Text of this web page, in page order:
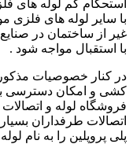
استحکام کم لوله های
با سایر لوله های فلزی
غیر از ساختمان در
با استقبال مواجه شود .
در کنار خصوصیات مذکور
کشی و امکان دسترسی به
فروشگاه لوله و
اتصالات طرفداران
پلی پروپلین را به نام